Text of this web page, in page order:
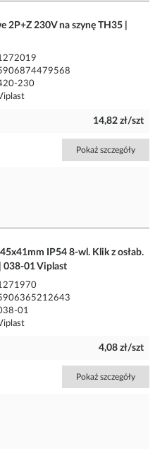
2P+Z 230V na szynę TH35 |
230
14,82 zł/szt
Pokaż szczegóły
IP54 8-wl. Klik z osłab.
038-01 Viplast
01
4,08 zł/szt
Pokaż szczegóły